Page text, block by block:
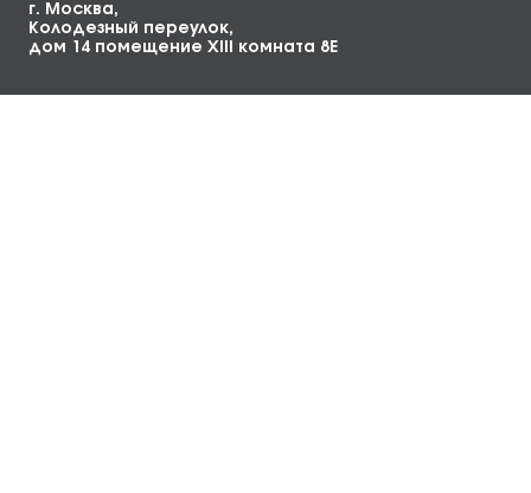
г. Москва,
Колодезный переулок,
дом 14 помещение XIII комната 8Е